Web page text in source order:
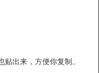
出来，方便你复制。